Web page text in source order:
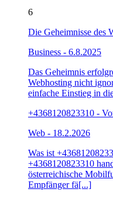
6
Die Geheimnisse des
Business - 6.8.2025
Das Geheimnis
Webhosting nicht
einfache Einstieg in
+4368120823310 -
Web - 18.2.2026
Was ist
+4368120823310
österreichische
Empfänger fä[...]